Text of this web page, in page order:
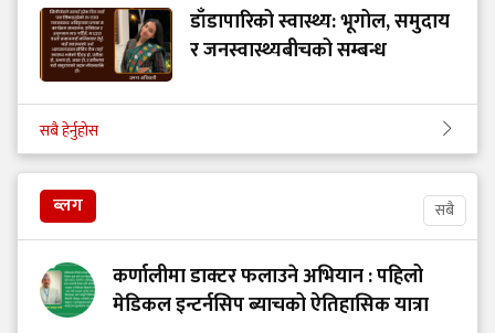
डाँडापारिको स्वास्थ्य: भूगोल, समुदाय
र जनस्वास्थ्यबीचको सम्बन्ध
सबै हेर्नुहोस
ब्लग सबै
कर्णालीमा डाक्टर फलाउने अभियान : पहिलो
मेडिकल इन्टर्नसिप ब्याचको ऐतिहासिक यात्रा